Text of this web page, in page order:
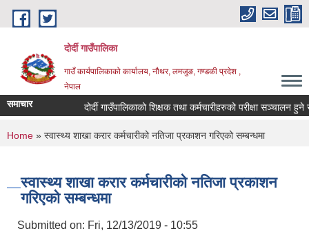
Skip to main content
दोर्दी गाउँपालिका
गाउँ कार्यपालिकाको कार्यालय, नौथर, लमजुङ, गण्डकी प्रदेश ,
नेपाल
समाचार दोर्दी गाउँपालिकाको शिक्षक तथा कर्मचारीहरुको परीक्षा सञ्चालन हुने
You are here
Home » स्वास्थ्य शाखा करार कर्मचारीको नतिजा प्रकाशन गरिएको सम्बन्धमा
स्वास्थ्य शाखा करार कर्मचारीको नतिजा प्रकाशन
गरिएको सम्बन्धमा
Submitted on: Fri, 12/13/2019 - 10:55